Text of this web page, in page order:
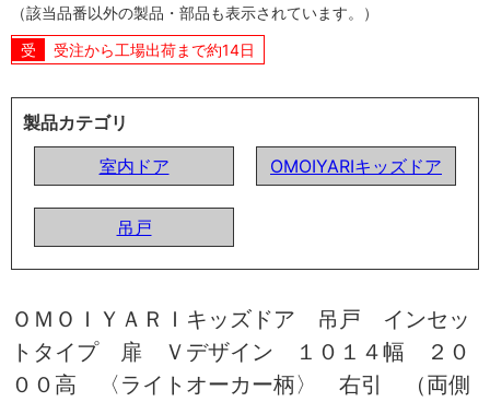
（該当品番以外の製品・部品も表示されています。）
受注から工場出荷まで約14日
製品カテゴリ
室内ドア
OMOIYARIキッズドア
吊戸
ＯＭＯＩＹＡＲＩキッズドア 吊戸 インセッ
トタイプ 扉 Ｖデザイン １０１４幅 ２０
００高 〈ライトオーカー柄〉 右引 （両側